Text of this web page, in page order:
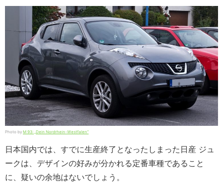
Photo by M 93: „Dein Nordrhein-Westfalen“
日本国内では、すでに生産終了となったしまった日産 ジュ
ークは、デザインの好みが分かれる定番車種であること
に、疑いの余地はないでしょう。